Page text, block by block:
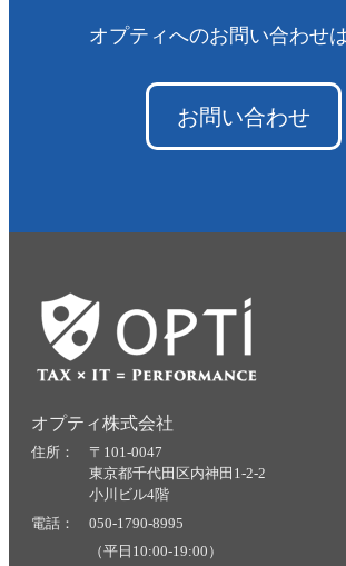
オプティへのお問い合わせ
お問い合わせ
オプティ株式会社
住所： 〒101-0047
東京都千代田区内神田1-2-2
小川ビル4階
電話： 050-1790-8995
（平日10:00-19:00）